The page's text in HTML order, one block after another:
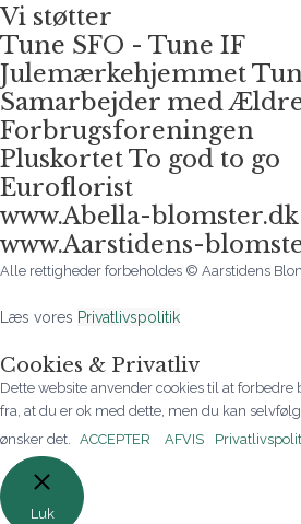
Vi støtter
Tune SFO - Tune IF
Julemærkehjemmet
Samarbejder med
Forbrugsforeningen
Pluskortet To god to go
Euroflorist
www.Abella-blomster.dk
www.Aarstidens-
Alle rettigheder forbeholdes © Aarstidens
Læs vores Privatlivspolitik
Cookies & Privatliv
Dette website anvender cookies til at
fra, at du er ok med dette, men du kan
ønsker det. ACCEPTER AFVIS
Luk